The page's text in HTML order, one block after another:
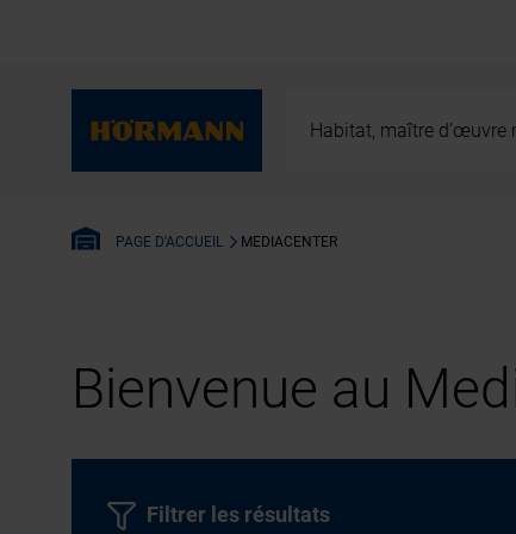
Habitat, maître d’œuvre
PAGE D'ACCUEIL MEDIACENTER
Bienvenue au
Filtrer les résultats